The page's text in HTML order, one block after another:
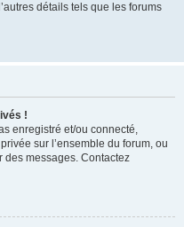
détails tels que les forums
!
enregistré et/ou connecté,
sur l’ensemble du forum, ou
des messages. Contactez